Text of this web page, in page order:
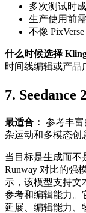
多次测试时
生产使用前
不像
什么时候选择 Kling
时间线编辑或产品
7.
最适合： 参考丰
杂运动和多模态创
当目标是生成而不
Runway 对比的强模
示，该模型支持文
参考和编辑能力。
延展、编辑能力、